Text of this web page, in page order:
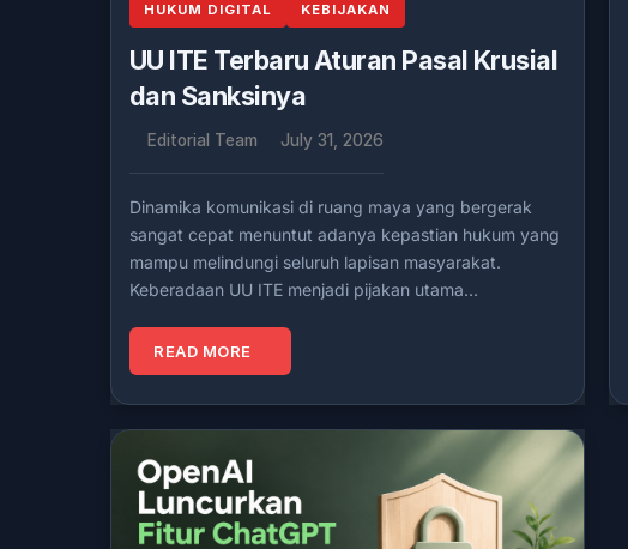
HUKUM DIGITAL KEBIJAKAN
UU ITE Terbaru Aturan Pasal Krusial
dan Sanksinya
Editorial Team July 31, 2026
Dinamika komunikasi di ruang maya yang bergerak
sangat cepat menuntut adanya kepastian hukum yang
mampu melindungi seluruh lapisan masyarakat.
Keberadaan UU ITE menjadi pijakan utama…
READ MORE